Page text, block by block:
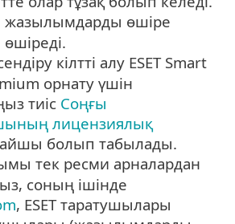
жазылымдарды өшіре
кілтті алу ESET Smart
орнату үшін
тиіс Соңғы
лицензиялық
болып табылады.
тек ресми арналардан
соның ішінде
, ESET таратушылары